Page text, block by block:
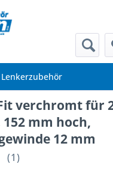
Lenkerzubehör
verchromt für
mm hoch,
12 mm
(1)